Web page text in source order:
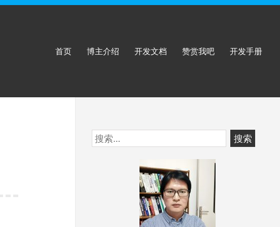
首页 博主介绍 开发文档 赞赏我吧 开发手册
跳
至
搜
索：